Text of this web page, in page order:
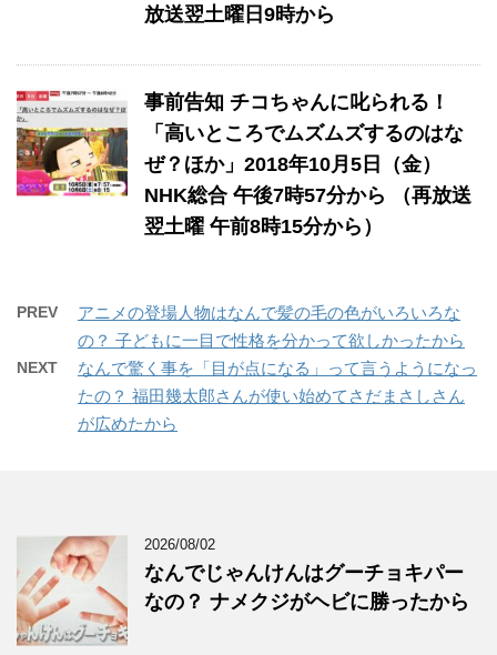
放送翌土曜日9時から
事前告知 チコちゃんに叱られる！
「高いところでムズムズするのはな
ぜ？ほか」2018年10月5日（金）
NHK総合 午後7時57分から （再放送
翌土曜 午前8時15分から）
PREV
アニメの登場人物はなんで髪の毛の色がいろいろな
の？ 子どもに一目で性格を分かって欲しかったから
NEXT
なんで驚く事を「目が点になる」って言うようになっ
たの？ 福田幾太郎さんが使い始めてさだまさしさん
が広めたから
2026/08/02
なんでじゃんけんはグーチョキパー
なの？ ナメクジがヘビに勝ったから